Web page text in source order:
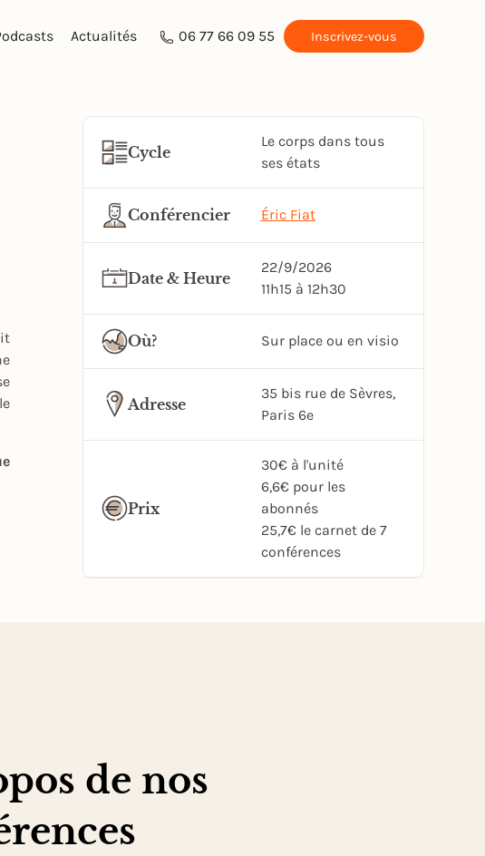
Actualités 06 77 66 09 55 Inscrivez-vous
Cycle
Le corps dans tous
ses états
Conférencier Éric Fiat
Date & Heure
22/9/2026
11h15 à 12h30
Où? Sur place ou en visio
Adresse
35 bis rue de Sèvres,
Paris 6e
Prix
30€ à l'unité
6,6€ pour les
abonnés
25,7€ le carnet de 7
conférences
de nos